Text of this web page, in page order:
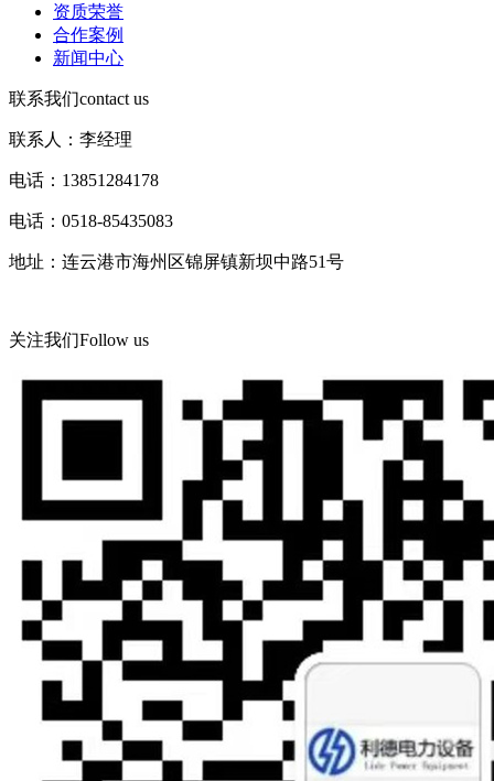
资质荣誉
合作案例
新闻中心
联系我们contact us
联系人：李经理
电话：13851284178
电话：0518-85435083
地址：连云港市海州区锦屏镇新坝中路51号
关注我们Follow us